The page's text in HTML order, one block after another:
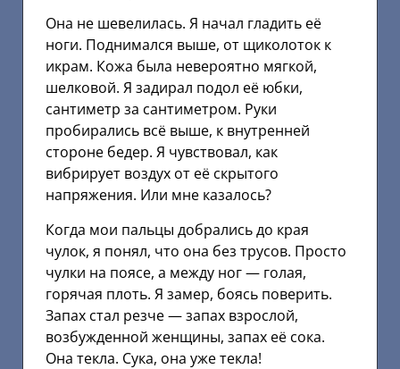
Она не шевелилась. Я начал гладить её
ноги. Поднимался выше, от щиколоток к
икрам. Кожа была невероятно мягкой,
шелковой. Я задирал подол её юбки,
сантиметр за сантиметром. Руки
пробирались всё выше, к внутренней
стороне бедер. Я чувствовал, как
вибрирует воздух от её скрытого
напряжения. Или мне казалось?
Когда мои пальцы добрались до края
чулок, я понял, что она без трусов. Просто
чулки на поясе, а между ног — голая,
горячая плоть. Я замер, боясь поверить.
Запах стал резче — запах взрослой,
возбужденной женщины, запах её сока.
Она текла. Сука, она уже текла!